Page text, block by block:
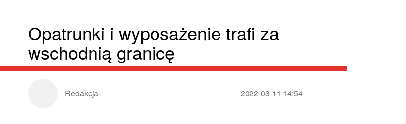
Opatrunki i wyposażenie trafi za
wschodnią granicę
Redakcja 2022-03-11 14:54